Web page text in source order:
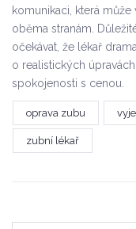
komunikaci, která
oběma stranám.
očekávat, že lékař
o realistických
spokojenosti s cenou.
oprava zubu
zubní lékař